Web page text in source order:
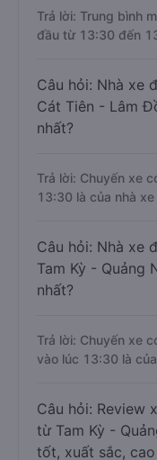
Trả lời: Trung bình
đầu từ 13:30 đến
Câu hỏi: Nhà xe
Cát Tiên - Lâm
nhất?
Trả lời: Chuyến xe
13:30 là của nhà xe
Câu hỏi: Nhà xe
Tam Kỳ - Quảng
nhất?
Trả lời: Chuyến xe
vào lúc 13:30 là
Câu hỏi: Review
từ Tam Kỳ -
tốt, xuất sắc,